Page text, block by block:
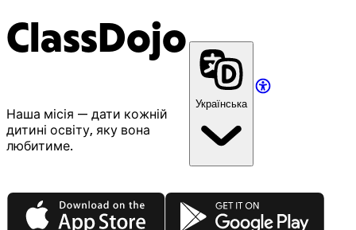
ClassDojo
Наша місія — дати кожній
дитині освіту, яку вона
любитиме.
Українська
App Store Google Play